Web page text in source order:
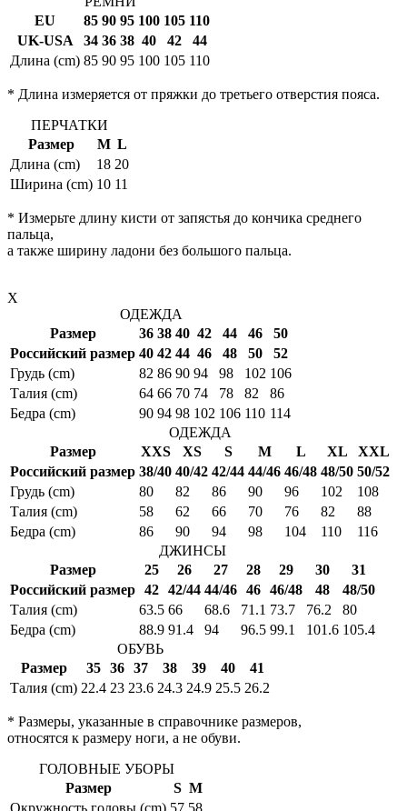
EU
85 90 95 100 105 110
UK-USA
34 36 38 40 42
44
Длина (cm) 85 90 95 100 105 110
* Длина измеряется от пряжки до третьего отверстия пояса.
ПЕРЧАТКИ
Размер
M L
Длина (cm)
18 20
Ширина (cm) 10 11
* Измерьте длину кисти от запястья до кончика среднего
пальца,
а также ширину ладони без большого пальца.
X
ОДЕЖДА
Размер
36 38 40 42 44 46
50
Российский размер 40 42 44 46 48 50
52
Грудь (cm)
82 86 90 94 98 102 106
Талия (cm)
64 66 70 74 78 82
86
Бедра (cm)
90 94 98 102 106 110 114
ОДЕЖДА
Размер
XXS XS S M L XL
XXL
Российский размер 38/40 40/42 42/44 44/46 46/48 48/50 50/52
Грудь (cm)
80 82 86 90 96 102
108
Талия (cm)
58 62 66 70 76 82
88
Бедра (cm)
86 90 94 98 104 110
116
ДЖИНСЫ
Размер
25 26 27 28 29 30
31
Российский размер 42 42/44 44/46 46 46/48 48
48/50
Талия (cm)
63.5 66 68.6 71.1 73.7 76.2
80
Бедра (cm)
88.9 91.4 94 96.5 99.1 101.6 105.4
ОБУВЬ
Размер
35 36 37 38 39 40
41
Талия (cm) 22.4 23 23.6 24.3 24.9 25.5 26.2
* Размеры, указанные в справочнике размеров,
относятся к размеру ноги, а не обуви.
ГОЛОВНЫЕ УБОРЫ
Размер
S M
Окружность головы (cm) 57 58